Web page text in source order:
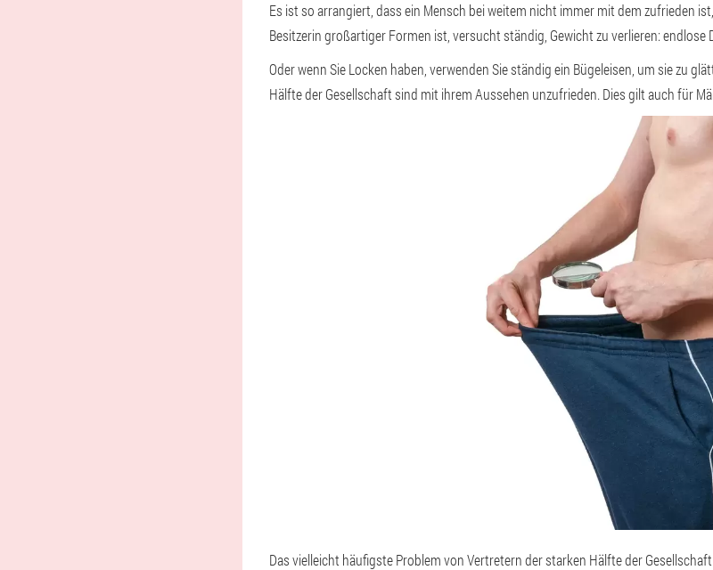
Es ist so arrangiert, dass ein Mensch bei weitem nicht immer mit dem zufrieden
Besitzerin großartiger Formen ist, versucht ständig, Gewicht zu verlieren: endlose
Oder wenn Sie Locken haben, verwenden Sie ständig ein Bügeleisen, um sie zu
Hälfte der Gesellschaft sind mit ihrem Aussehen unzufrieden. Dies gilt auch für
Das vielleicht häufigste Problem von Vertretern der starken Hälfte der